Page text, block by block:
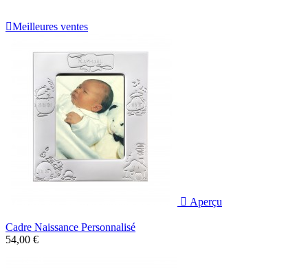
Meilleures ventes
 Aperçu
Cadre Naissance Personnalisé
54,00 €